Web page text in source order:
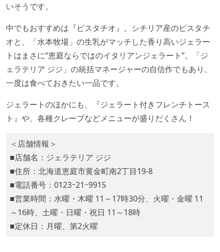
いそうです。
中でもおすすめは『ピスタチオ』。シチリア産のピスタチ
オと、「水本牧場」の生乳がマッチした香り高いジェラー
トはまさに“恵庭ならではのイタリアンジェラート”。「ジ
ェラテリア ジジ」の統括マネージャーの自信作でもあり、
一度は食べておきたい一品です。
ジェラートのほかにも、『ジェラート付きフレンチトース
ト』や、各種クレープなどメニューが盛りだくさん！
＜店舗情報＞
■店舗名：ジェラテリア ジジ
■住所：北海道恵庭市黄金町南2丁目19-8
■電話番号：0123ｰ21ｰ9915
■営業時間：水曜・木曜 11～17時30分、火曜・金曜 11
～16時、土曜・日曜・祝日 11～18時
■定休日：月曜、第2火曜